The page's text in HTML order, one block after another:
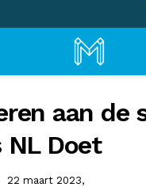
aan de
Doet
22 maart 2023,